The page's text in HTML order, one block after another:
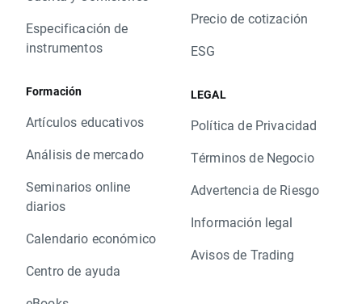
Especificación de
instrumentos
Formación
Artículos educativos
Análisis de mercado
Seminarios online
diarios
Calendario económico
Centro de ayuda
Precio de cotización
ESG
LEGAL
Política de Privacidad
Términos de Negocio
Advertencia de Riesgo
Información legal
Avisos de Trading